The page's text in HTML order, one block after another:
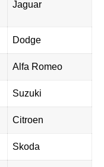
Jaguar
Dodge
Alfa Romeo
Suzuki
Citroen
Skoda